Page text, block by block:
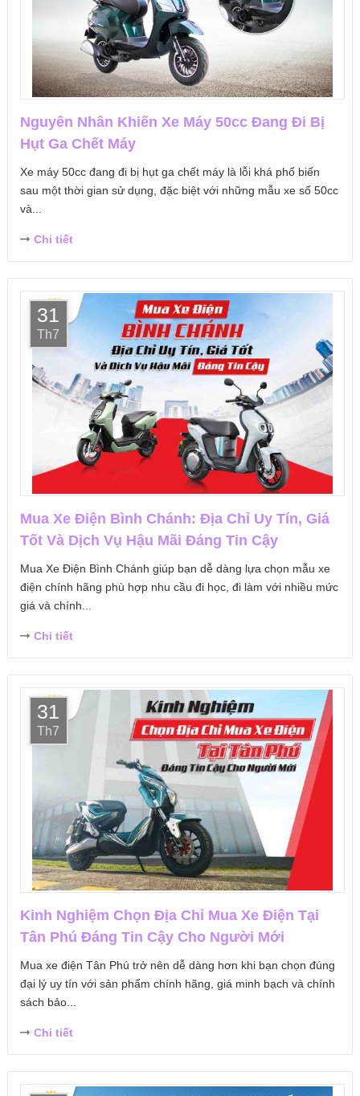
Nguyên Nhân Khiến Xe Máy 50cc Đang Đi Bị
Hụt Ga Chết Máy
Xe máy 50cc đang đi bị hụt ga chết máy là lỗi khá phổ biến
sau một thời gian sử dụng, đặc biệt với những mẫu xe số 50cc
và...
Chi tiết
31
Th7
Mua Xe Điện Bình Chánh: Địa Chỉ Uy Tín, Giá
Tốt Và Dịch Vụ Hậu Mãi Đáng Tin Cậy
Mua Xe Điện Bình Chánh giúp bạn dễ dàng lựa chọn mẫu xe
điện chính hãng phù hợp nhu cầu đi học, đi làm với nhiều mức
giá và chính...
Chi tiết
31
Th7
Kinh Nghiệm Chọn Địa Chỉ Mua Xe Điện Tại
Tân Phú Đáng Tin Cậy Cho Người Mới
Mua xe điện Tân Phú trở nên dễ dàng hơn khi bạn chọn đúng
đại lý uy tín với sản phẩm chính hãng, giá minh bạch và chính
sách bảo...
Chi tiết